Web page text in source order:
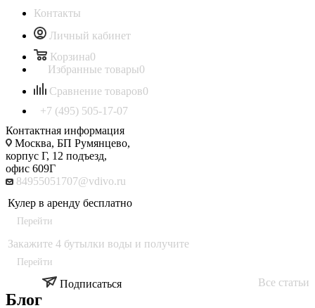
Контакты
Личный кабинет
Корзина0
Избранные товары0
Сравнение товаров0
+7 (495) 505-17-07
Контактная информация
Москва, БП Румянцево,
корпус Г, 12 подъезд,
офис 609Г
84955051707@vdivo.ru
Кулер в аренду бесплатно
Перейти
Закажите 4 бутылки воды и получите
Перейти
Блог
Подписаться Все статьи